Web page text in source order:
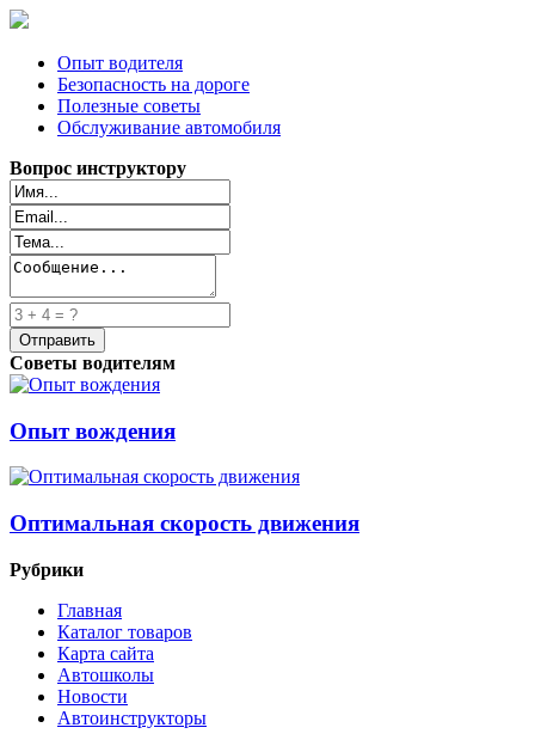
Опыт водителя
Безопасность на дороге
Полезные советы
Обслуживание автомобиля
Вопрос инструктору
Советы водителям
Опыт вождения
Оптимальная скорость движения
Рубрики
Главная
Каталог товаров
Карта сайта
Автошколы
Новости
Автоинструкторы